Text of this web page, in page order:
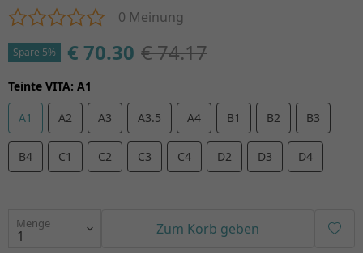
0 Meinung
Spare 5% € 70.30 € 74.17
Teinte VITA: A1
A1 A2 A3 A3.5 A4 B1 B2 B3
B4 C1 C2 C3 C4 D2 D3 D4
Menge Zum Korb geben